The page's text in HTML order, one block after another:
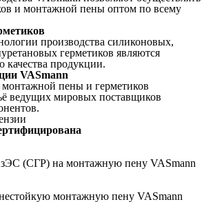
и монтажной пены оптом по всему
производства силиконовых,
герметиков являются
качества продукции.
VASmann
монтажной пены и герметиков
ведущих мировых поставщиков
(СГР) на монтажную пену VASmann
монтажную пену VASmann